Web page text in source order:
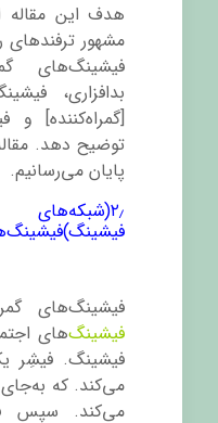
هدف این
مشهور
فیشینگهای
بدافزاری،
[گمراه‌کننده] و
توضیح دهد.
پایان می‌رسانیم.
فیشینگ)فیشینگ
فیشینگهای
فیشینگهای
فیشینگ.
می‌کند. که
می‌کند. سپس